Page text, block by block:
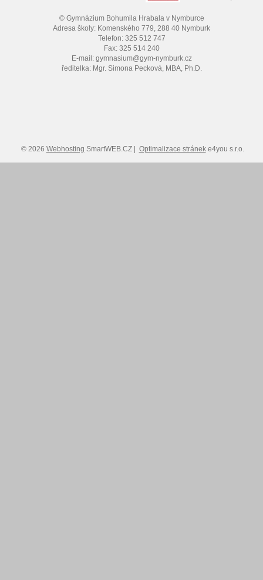
© Gymnázium Bohumila Hrabala v Nymburce
Adresa školy: Komenského 779, 288 40 Nymburk
Telefon: 325 512 747
Fax: 325 514 240
E-mail: gymnasium@gym-nymburk.cz
ředitelka: Mgr. Simona Pecková, MBA, Ph.D.
© 2026 Webhosting SmartWEB.CZ | Optimalizace stráneke4you s.r.o.